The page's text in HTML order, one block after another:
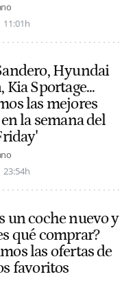
11:01h
Hyundai
Kia Sportage...
las mejores
la semana del
23:54h
un coche nuevo y
qué comprar?
las ofertas de
favoritos